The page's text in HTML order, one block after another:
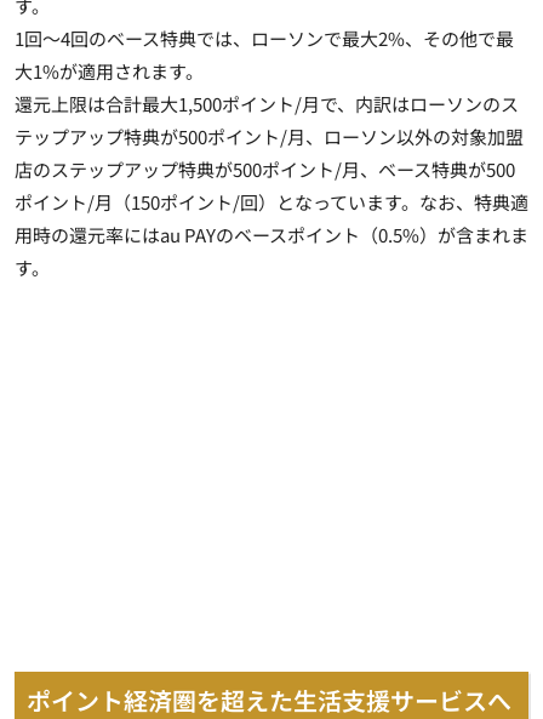
す。
1回～4回のベース特典では、ローソンで最大2%、その他で最
大1%が適用されます。
還元上限は合計最大1,500ポイント/月で、内訳はローソンのス
テップアップ特典が500ポイント/月、ローソン以外の対象加盟
店のステップアップ特典が500ポイント/月、ベース特典が500
ポイント/月（150ポイント/回）となっています。なお、特典適
用時の還元率にはau PAYのベースポイント（0.5%）が含まれま
す。
ポイント経済圏を超えた生活支援サービスへ